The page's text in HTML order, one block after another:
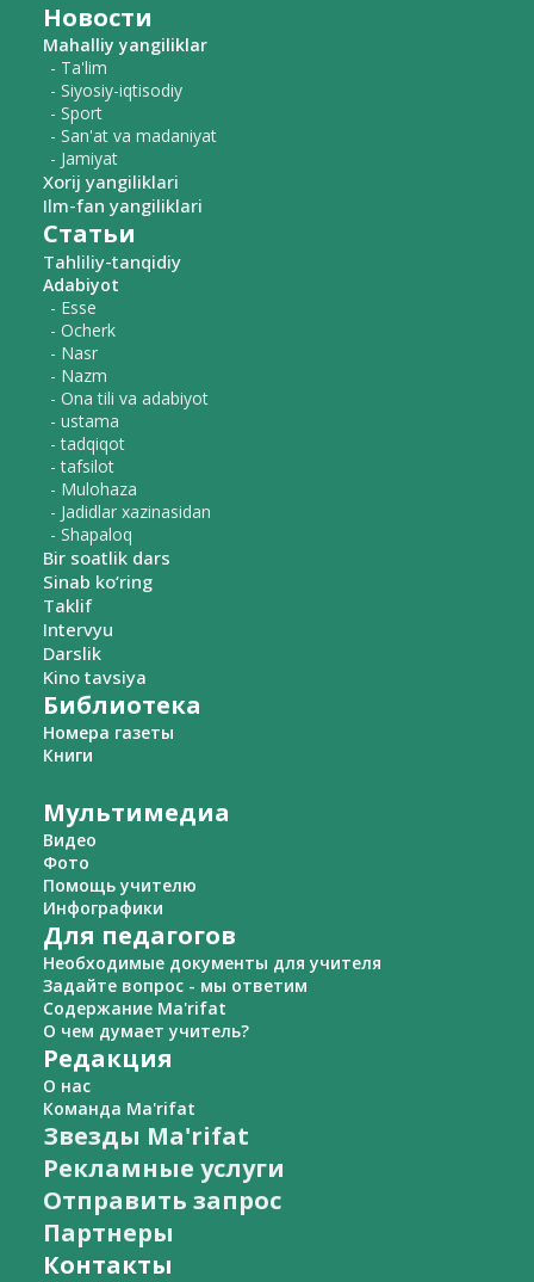
Новости
Mahalliy yangiliklar
- Ta'lim
- Siyosiy-iqtisodiy
- Sport
- San'at va madaniyat
- Jamiyat
Xorij yangiliklari
Ilm-fan yangiliklari
Статьи
Tahliliy-tanqidiy
Adabiyot
- Esse
- Ocherk
- Nasr
- Nazm
- Ona tili va adabiyot
- ustama
- tadqiqot
- tafsilot
- Mulohaza
- Jadidlar xazinasidan
- Shapaloq
Bir soatlik dars
Sinab ko‘ring
Taklif
Intervyu
Darslik
Kino tavsiya
Библиотека
Номера газеты
Книги
Мультимедиа
Видео
Фото
Помощь учителю
Инфографики
Для педагогов
Необходимые документы для учителя
Задайте вопрос - мы ответим
Содержание Ma'rifat
О чем думает учитель?
Редакция
О нас
Команда Ma'rifat
Звезды Ma'rifat
Рекламные услуги
Отправить запрос
Партнеры
Контакты